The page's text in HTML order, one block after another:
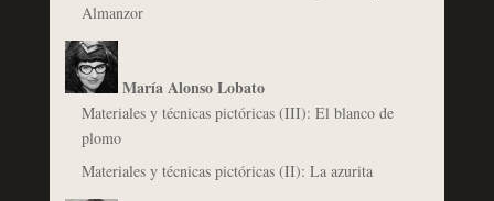
Almanzor
María Alonso Lobato
Materiales y técnicas pictóricas (III): El blanco de
plomo
Materiales y técnicas pictóricas (II): La azurita